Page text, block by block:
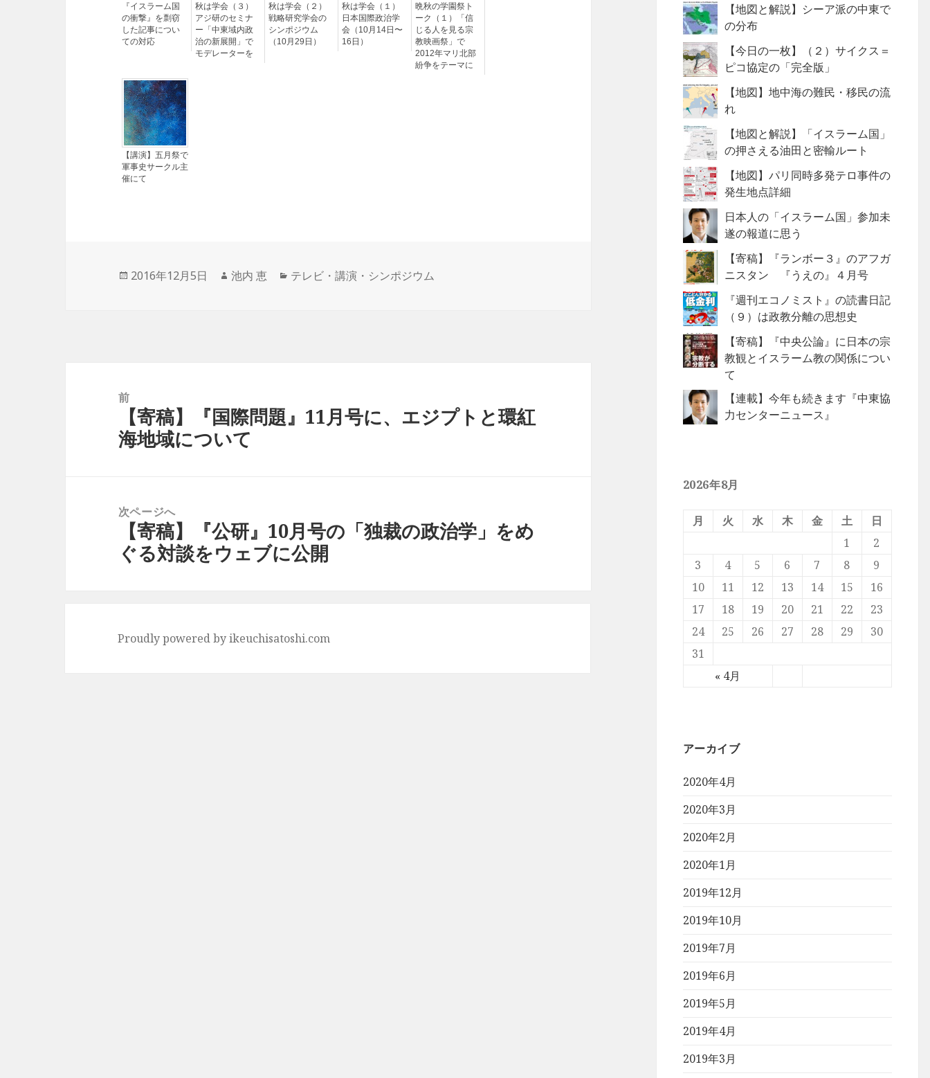
【地図と解説】シーア派の中東で
の分布
【今日の一枚】（２）サイクス＝
ピコ協定の「完全版」
【地図】地中海の難民・移民の流
れ
【地図と解説】「イスラーム国」
の押さえる油田と密輸ルート
【地図】パリ同時多発テロ事件の
発生地点詳細
日本人の「イスラーム国」参加未
遂の報道に思う
【寄稿】『ランボー３』のアフガ
ニスタン 『うえの』４月号
『週刊エコノミスト』の読書日記
（９）は政教分離の思想史
【寄稿】『中央公論』に日本の宗
教観とイスラーム教の関係につい
て
【連載】今年も続きます『中東協
力センターニュース』
2026年8月
月 火 水 木 金 土 日
« 4月
1
2
3
4 5 6 7 8
9
10
11 12 13 14 15
16
17
18 19 20 21 22
23
24
25 26 27 28 29
30
31
アーカイブ
2020年4月
2020年3月
2020年2月
2020年1月
2019年12月
2019年10月
2019年7月
2019年6月
2019年5月
2019年4月
2019年3月
『イスラーム国
の衝撃』を剽窃
した記事につい
ての対応
秋は学会（３）
アジ研のセミナ
ー「中東域内政
治の新展開」で
モデレーターを
秋は学会（２）
戦略研究学会の
シンポジウム
（10月29日）
秋は学会（１）
日本国際政治学
会（10月14日〜
16日）
晩秋の学園祭ト
ーク（１）「信
じる人を見る宗
教映画祭」で
2012年マリ北部
紛争をテーマに
【講演】五月祭で
軍事史サークル主
催にて
投
2016年12月5日
作
池内 恵
カ
テレビ・講演・シンポジウム
前
の
投
【寄稿】『国際問題』11月号に、エジプトと環紅
海地域について
次ページへ
の
投
【寄稿】『公研』10月号の「独裁の政治学」をめ
ぐる対談をウェブに公開
Proudly powered by ikeuchisatoshi.com